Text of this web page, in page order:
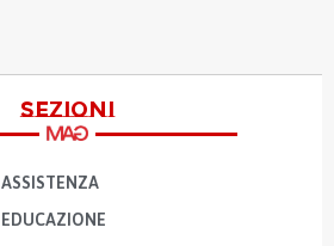
sezioni
ASSISTENZA
EDUCAZIONE